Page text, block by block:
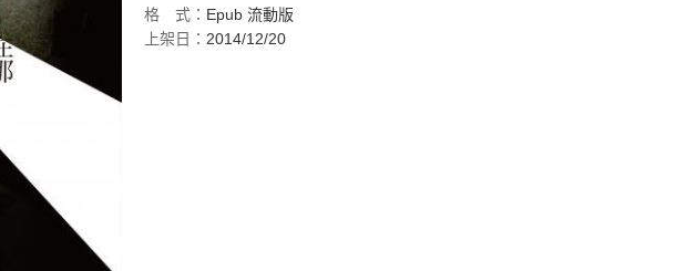
格
式： Epub 流動版
上架日： 2014/12/20